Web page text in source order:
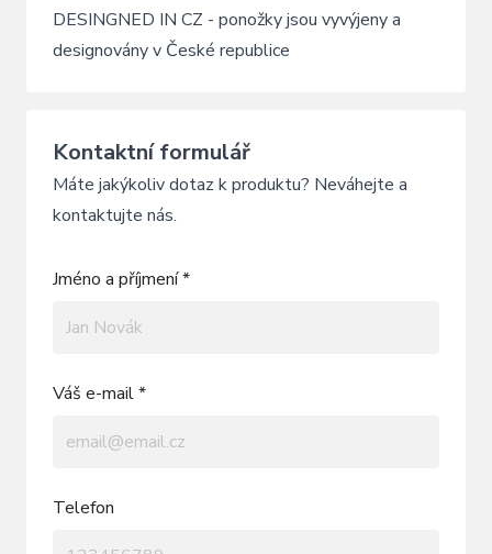
DESINGNED IN CZ - ponožky jsou vyvýjeny a
designovány v České republice
Kontaktní formulář
Máte jakýkoliv dotaz k produktu? Neváhejte a
kontaktujte nás.
Jméno a příjmení *
Váš e-mail *
Telefon